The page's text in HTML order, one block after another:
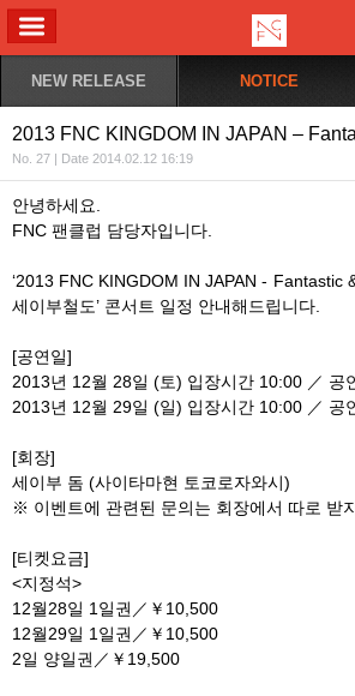
NEW RELEASE NOTICE
2013 FNC KINGDOM IN JAPAN –
No. 27 | Date 2014.02.12 16:19
안녕하세요.
FNC 팬클럽 담당자입니다.
‘2013 FNC KINGDOM IN JAPAN - Fantastic
세이부철도’ 콘서트 일정 안내해드립니다.
[공연일]
2013년 12월 28일 (토) 입장시간 10:00 ／ 공
2013년 12월 29일 (일) 입장시간 10:00 ／ 공
[회장]
세이부 돔 (사이타마현 토코로자와시)
※ 이벤트에 관련된 문의는 회장에서 따로 받
[티켓요금]
<지정석>
12월28일 1일권／￥10,500
12월29일 1일권／￥10,500
2일 양일권／￥19,500